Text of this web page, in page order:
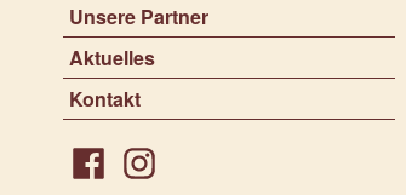
Unsere Partner
Aktuelles
Kontakt